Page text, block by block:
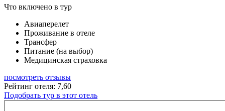
Что включено в тур
Авиаперелет
Проживание в отеле
Трансфер
Питание (на выбор)
Медицинская страховка
посмотреть отзывы
Рейтинг отеля: 7,60
Подобрать тур в этот отель